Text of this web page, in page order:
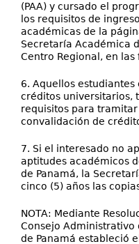
(PAA) y cursado el
los requisitos de
académicas de la
Secretaría Académica
Centro Regional, en las
6. Aquellos
créditos universitarios,
requisitos para
convalidación de
7. Si el interesado no
aptitudes académicos
de Panamá, la
cinco (5) años las
NOTA: Mediante
Consejo Administrativo
de Panamá estableció